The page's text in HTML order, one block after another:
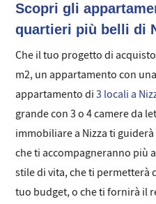
Scopri gli
quartieri più belli di
Che il tuo progetto di
m2, un appartamento con
appartamento di3 locali a
grande con 3 o 4 camere da
immobiliare a Nizza ti
che ti accompagneranno più
stile di vita, che ti permetterà
tuo budget, o che ti fornirà il